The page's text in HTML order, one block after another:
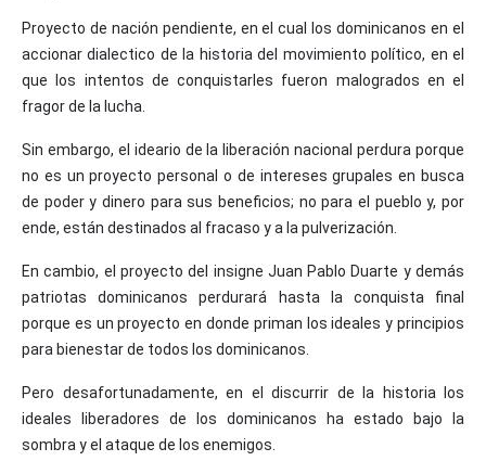
Proyecto de nación pendiente, en el cual los dominicanos en el
accionar dialectico de la historia del movimiento político, en el
que los intentos de conquistarles fueron malogrados en el
fragor de la lucha.
Sin embargo, el ideario de la liberación nacional perdura porque
no es un proyecto personal o de intereses grupales en busca
de poder y dinero para sus beneficios; no para el pueblo y, por
ende, están destinados al fracaso y a la pulverización.
En cambio, el proyecto del insigne Juan Pablo Duarte y demás
patriotas dominicanos perdurará hasta la conquista final
porque es un proyecto en donde priman los ideales y principios
para bienestar de todos los dominicanos.
Pero desafortunadamente, en el discurrir de la historia los
ideales liberadores de los dominicanos ha estado bajo la
sombra y el ataque de los enemigos.